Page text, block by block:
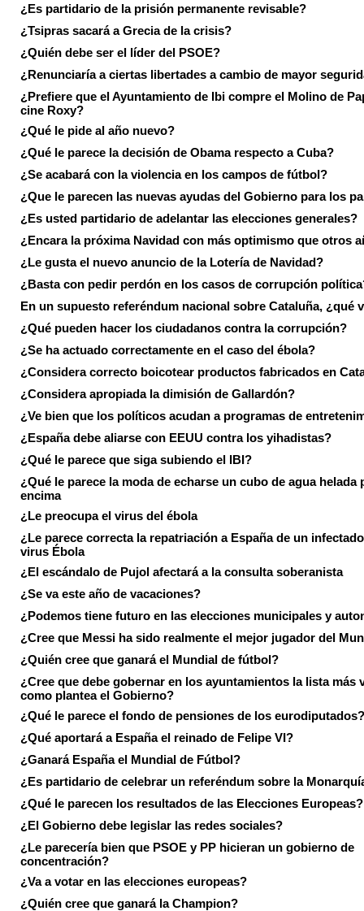
¿Es partidario de la prisión permanente revisable?
¿Tsipras sacará a Grecia de la crisis?
¿Quién debe ser el líder del PSOE?
¿Renunciaría a ciertas libertades a cambio de mayor
¿Prefiere que el Ayuntamiento de Ibi compre el Molino de
cine Roxy?
¿Qué le pide al año nuevo?
¿Qué le parece la decisión de Obama respecto a Cuba?
¿Se acabará con la violencia en los campos de fútbol?
¿Que le parecen las nuevas ayudas del Gobierno para los
¿Es usted partidario de adelantar las elecciones generales?
¿Encara la próxima Navidad con más optimismo que otros
¿Le gusta el nuevo anuncio de la Lotería de Navidad?
¿Basta con pedir perdón en los casos de corrupción
En un supuesto referéndum nacional sobre Cataluña, ¿qué
¿Qué pueden hacer los ciudadanos contra la corrupción?
¿Se ha actuado correctamente en el caso del ébola?
¿Considera correcto boicotear productos fabricados en
¿Considera apropiada la dimisión de Gallardón?
¿Ve bien que los políticos acudan a programas de
¿España debe aliarse con EEUU contra los yihadistas?
¿Qué le parece que siga subiendo el IBI?
¿Qué le parece la moda de echarse un cubo de agua helada
encima
¿Le preocupa el virus del ébola
¿Le parece correcta la repatriación a España de un
virus Ébola
¿El escándalo de Pujol afectará a la consulta soberanista
¿Se va este año de vacaciones?
¿Podemos tiene futuro en las elecciones municipales y
¿Cree que Messi ha sido realmente el mejor jugador del
¿Quién cree que ganará el Mundial de fútbol?
¿Cree que debe gobernar en los ayuntamientos la lista más
como plantea el Gobierno?
¿Qué le parece el fondo de pensiones de los eurodiputados?
¿Qué aportará a España el reinado de Felipe VI?
¿Ganará España el Mundial de Fútbol?
¿Es partidario de celebrar un referéndum sobre la
¿Qué le parecen los resultados de las Elecciones Europeas?
¿El Gobierno debe legislar las redes sociales?
¿Le parecería bien que PSOE y PP hicieran un gobierno de
concentración?
¿Va a votar en las elecciones europeas?
¿Quién cree que ganará la Champion?